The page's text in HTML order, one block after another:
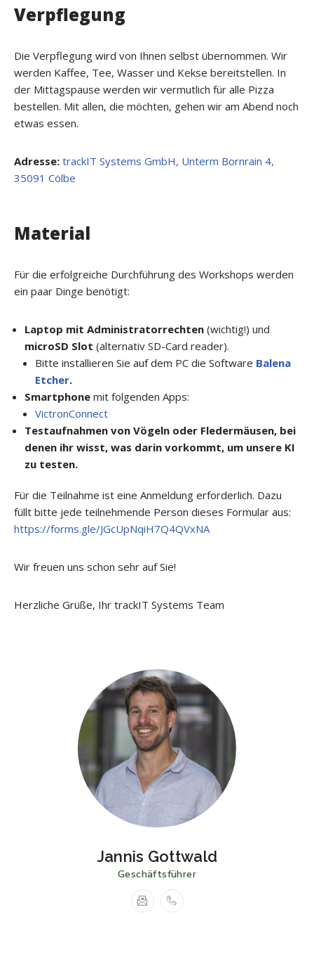
Verpflegung
Die Verpflegung wird von Ihnen selbst übernommen. Wir
werden Kaffee, Tee, Wasser und Kekse bereitstellen. In
der Mittagspause werden wir vermutlich für alle Pizza
bestellen. Mit allen, die möchten, gehen wir am Abend noch
etwas essen.
Adresse: trackIT Systems GmbH, Unterm Bornrain 4,
35091 Cölbe
Material
Für die erfolgreiche Durchführung des Workshops werden
ein paar Dinge benötigt:
Laptop mit Administratorrechten (wichtig!) und
microSD Slot (alternativ SD-Card reader).
Bitte installieren Sie auf dem PC die Software Balena
Etcher.
Smartphone mit folgenden Apps:
VictronConnect
Testaufnahmen von Vögeln oder Fledermäusen, bei
denen ihr wisst, was darin vorkommt, um unsere KI
zu testen.
Für die Teilnahme ist eine Anmeldung erforderlich. Dazu
füllt bitte jede teilnehmende Person dieses Formular aus:
https://forms.gle/JGcUpNqiH7Q4QVxNA
Wir freuen uns schon sehr auf Sie!
Herzliche Grüße, Ihr trackIT Systems Team
Jannis Gottwald
Geschäftsführer